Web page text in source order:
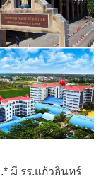
มี รร.แก้วอินทร์